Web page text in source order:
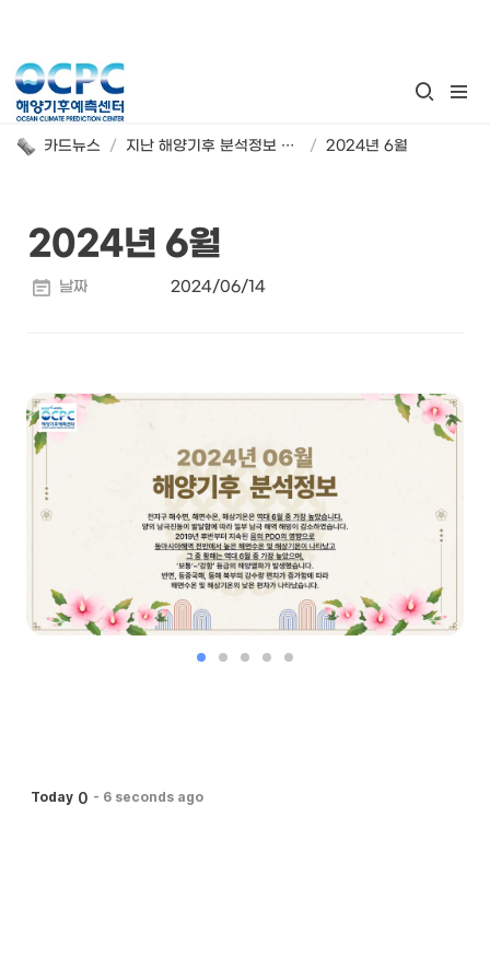
카드뉴스 / 지난 해양기후 분석정보 카드뉴스 / 2024년 6월
2024년 6월
날짜 2024/06/14
Today 0 - 6 seconds ago